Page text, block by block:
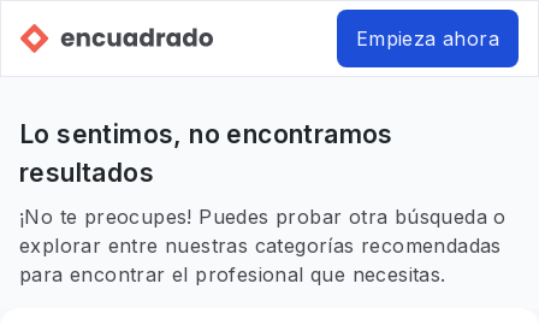
Empieza ahora
Lo sentimos, no encontramos
resultados
¡No te preocupes! Puedes probar otra búsqueda o
explorar entre nuestras categorías recomendadas
para encontrar el profesional que necesitas.